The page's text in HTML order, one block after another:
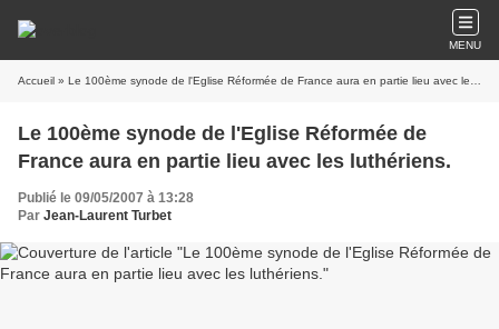
MENU
Accueil » Le 100ème synode de l'Eglise Réformée de France aura en partie lieu avec les luthériens.
Le 100ème synode de l'Eglise Réformée de
France aura en partie lieu avec les luthériens.
Publié le 09/05/2007 à 13:28
Par Jean-Laurent Turbet